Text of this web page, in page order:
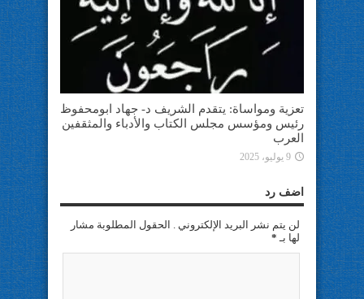
تعزية ومواساة: يتقدم الشريف د- جهاد ابومحفوظ
رئيس ومؤسس مجلس الكتاب والأدباء والمثقفين
العرب
9 يوليو، 2025
اضف رد
لن يتم نشر البريد الإلكتروني . الحقول المطلوبة مشار
لها بـ *